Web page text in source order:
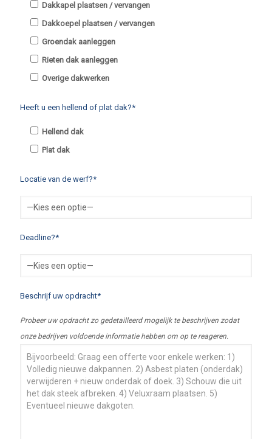
Dakkapel plaatsen / vervangen
Dakkoepel plaatsen / vervangen
Groendak aanleggen
Rieten dak aanleggen
Overige dakwerken
Heeft u een hellend of plat dak?*
Hellend dak
Plat dak
Locatie van de werf?*
Deadline?*
Beschrijf uw opdracht*
Probeer uw opdracht zo gedetailleerd mogelijk te beschrijven zodat
onze bedrijven voldoende informatie hebben om op te reageren.